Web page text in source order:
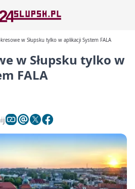
w Słupsku tylko w aplikacji System FALA
w Słupsku tylko w
FALA